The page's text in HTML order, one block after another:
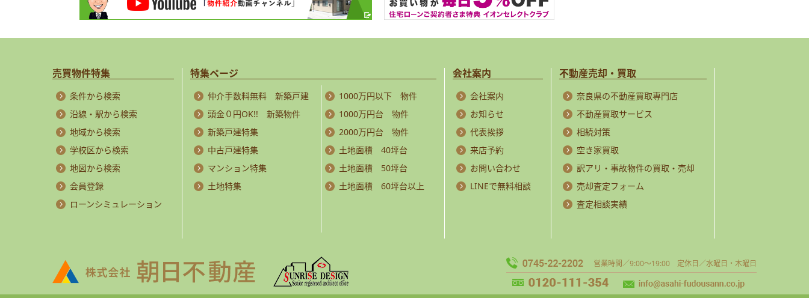
売買物件特集
条件から検索
沿線・駅から検索
地域から検索
学校区から検索
地図から検索
会員登録
ローンシミュレーション
特集ページ
仲介手数料無料 新築戸建
頭金０円OK!! 新築物件
新築戸建特集
中古戸建特集
マンション特集
土地特集
1000万円以下 物件
1000万円台 物件
2000万円台 物件
土地面積 40坪台
土地面積 50坪台
土地面積 60坪台以上
会社案内
会社案内
お知らせ
代表挨拶
来店予約
お問い合わせ
LINEで無料相談
不動産売却・買取
奈良県の不動産買取専門店
不動産買取サービス
相続対策
空き家買取
訳アリ・事故物件の買取・売却
売却査定フォーム
査定相談実績
営業時間／9:00～19:00 定休日／水曜日・木曜日